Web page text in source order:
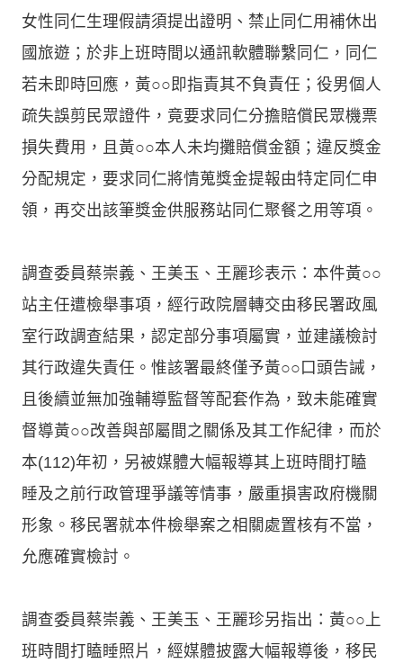
女性同仁生理假請須提出證明、禁止同仁用補休出
國旅遊；於非上班時間以通訊軟體聯繫同仁，同仁
若未即時回應，黃○○即指責其不負責任；役男個人
疏失誤剪民眾證件，竟要求同仁分擔賠償民眾機票
損失費用，且黃○○本人未均攤賠償金額；違反獎金
分配規定，要求同仁將情蒐獎金提報由特定同仁申
領，再交出該筆獎金供服務站同仁聚餐之用等項。
調查委員蔡崇義、王美玉、王麗珍表示：本件黃○○
站主任遭檢舉事項，經行政院層轉交由移民署政風
室行政調查結果，認定部分事項屬實，並建議檢討
其行政違失責任。惟該署最終僅予黃○○口頭告誡，
且後續並無加強輔導監督等配套作為，致未能確實
督導黃○○改善與部屬間之關係及其工作紀律，而於
本(112)年初，另被媒體大幅報導其上班時間打瞌
睡及之前行政管理爭議等情事，嚴重損害政府機關
形象。移民署就本件檢舉案之相關處置核有不當，
允應確實檢討。
調查委員蔡崇義、王美玉、王麗珍另指出：黃○○上
班時間打瞌睡照片，經媒體披露大幅報導後，移民